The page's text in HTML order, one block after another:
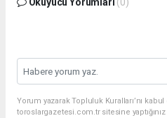
Okuyucu Yorumları (0)
Yorum yazarak Topluluk Kuralları’nı
toroslargazetesi.com.tr sitesine